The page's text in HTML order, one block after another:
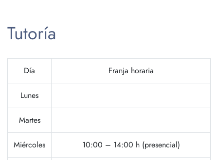
Tutoría
Día Franja horaria
Lunes
Martes
Miércoles 10:00 – 14:00 h (presencial)